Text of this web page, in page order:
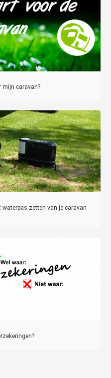
mijn caravan?
zetten van je caravan